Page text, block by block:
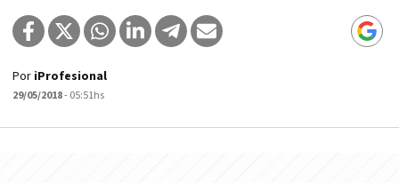
Por iProfesional
29/05/2018- 05:51hs